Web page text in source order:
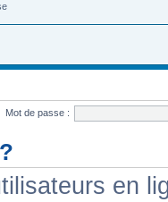
Mot de passe :
en